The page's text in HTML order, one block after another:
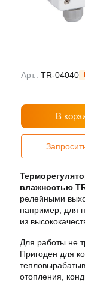
Арт.: TR-04040
В
влажностью
релейными
например, для
из
Для работы не
Пригоден для
отопления,